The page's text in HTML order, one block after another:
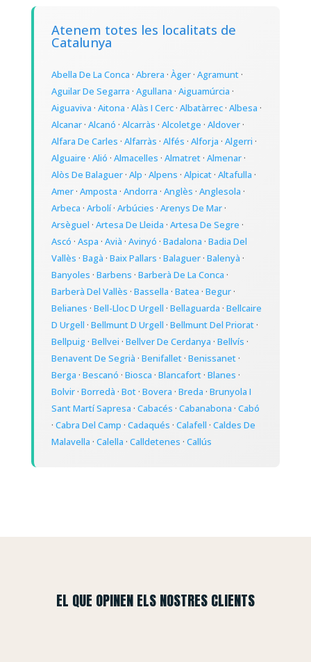
Atenem totes les localitats de
Catalunya
Abella De La Conca · Abrera · Àger· Agramunt·
Aguilar De Segarra · Agullana · Aiguamúrcia ·
Aiguaviva · Aitona · Alàs I Cerc· Albatàrrec· Albesa ·
Alcanar· Alcanó · Alcarràs · Alcoletge · Aldover·
Alfara De Carles · Alfarràs · Alfés · Alforja · Algerri ·
Alguaire · Alió · Almacelles · Almatret· Almenar·
Alòs De Balaguer· Alp · Alpens · Alpicat· Altafulla ·
Amer· Amposta · Andorra · Anglès · Anglesola ·
Arbeca · Arbolí· Arbúcies · Arenys De Mar·
Arsèguel · Artesa De Lleida · Artesa De Segre ·
Ascó · Aspa · Avià · Avinyó · Badalona · Badia Del
Vallès · Bagà · Baix Pallars · Balaguer· Balenyà ·
Banyoles · Barbens · Barberà De La Conca ·
Barberà Del Vallès · Bassella · Batea · Begur·
Belianes · Bell-Lloc D Urgell · Bellaguarda · Bellcaire
D Urgell · Bellmunt D Urgell · Bellmunt Del Priorat·
Bellpuig· Bellvei · Bellver De Cerdanya · Bellvís ·
Benavent De Segrià · Benifallet· Benissanet·
Berga · Bescanó · Biosca · Blancafort· Blanes ·
Bolvir· Borredà · Bot· Bovera · Breda · Brunyola I
Sant Martí Sapresa · Cabacés · Cabanabona · Cabó
· Cabra Del Camp · Cadaqués · Calafell · Caldes De
Malavella · Calella · Calldetenes · Callús
EL QUE OPINEN ELS NOSTRES CLIENTS